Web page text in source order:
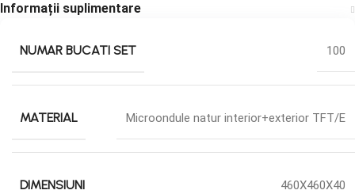
Informații suplimentare
NUMAR BUCATI SET 100
MATERIAL Microondule natur interior+exterior TFT/E
DIMENSIUNI 460X460X40